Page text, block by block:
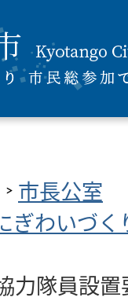
市長公室
ぎわいづく
力隊員設置